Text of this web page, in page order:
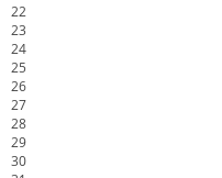
22
23
24
25
26
27
28
29
30